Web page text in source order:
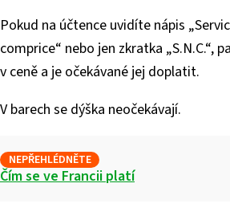
Pokud na účtence uvidíte nápis
comprice“ nebo jen zkratka „S.N.C.“,
v ceně a je očekávané jej doplatit.
V barech se dýška neočekávají.
NEPŘEHLÉDNĚTE
Čím se ve Francii platí